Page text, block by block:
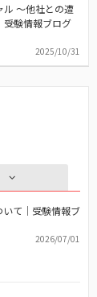
ル 〜他社との遭
受験情報ブログ
2025/10/31
て｜受験情報ブ
2026/07/01